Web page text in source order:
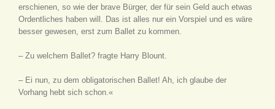
erschienen, so wie der brave Bürger, der für sein Geld auch etwas
Ordentliches haben will. Das ist alles nur ein Vorspiel und es wäre
besser gewesen, erst zum Ballet zu kommen.
– Zu welchem Ballet? fragte Harry Blount.
– Ei nun, zu dem obligatorischen Ballet! Ah, ich glaube der
Vorhang hebt sich schon.«